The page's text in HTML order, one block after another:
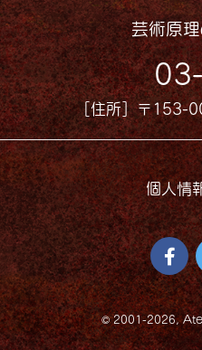
芸術原
［住所］〒153-
個人情
© 2001-2026,